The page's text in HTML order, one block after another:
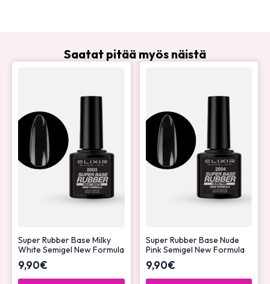
Saatat pitää myös näistä
Super Rubber Base Milky
White Semigel New Formula
9,90€
Super Rubber Base Nude
Pink Semigel New Formula
9,90€